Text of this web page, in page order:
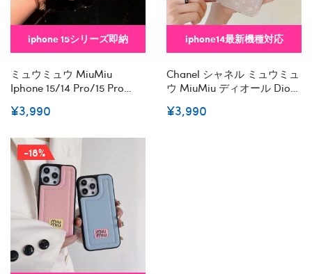
iphone 15シリーズ即納
ミュウミュウ MiuMiu
Iphone 15/14 Pro/15 Pro
ラップ付 カード入れiphone
ンド付き韓国風セレブ愛用
Iphone 15 アイフォン 15 14
13pro Maxケース ジャケッ
トスマホケース コピー
Iphone14/13 Pro Max スマホ
ケース コピー
¥3,990
iphone14最新機種対応
Chanel シャネル ミュウミュ
ウ MiuMiu ディオール Dior
Iphone14/14pro/14pro Max
¥3,990
-18%